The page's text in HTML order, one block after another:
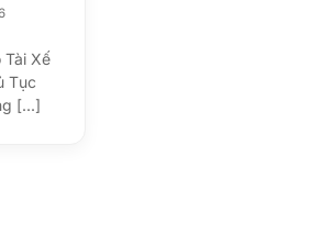
Tài Xế
Tục
[...]